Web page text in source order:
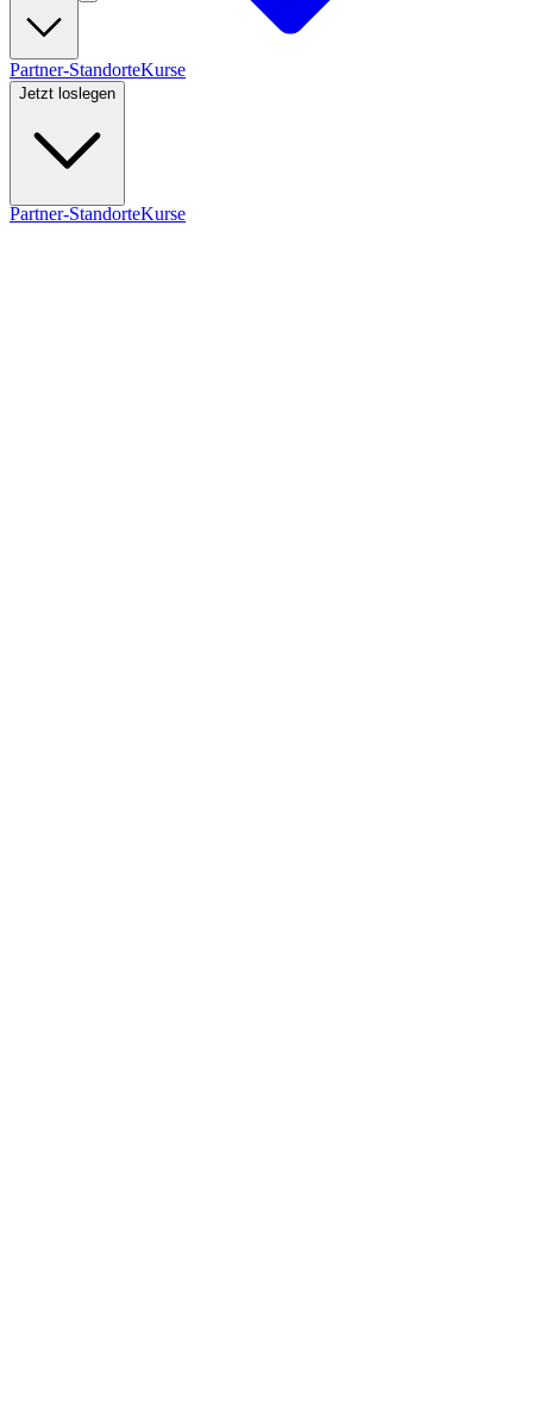
Partner-StandorteKurse
Jetzt loslegen
Partner-StandorteKurse